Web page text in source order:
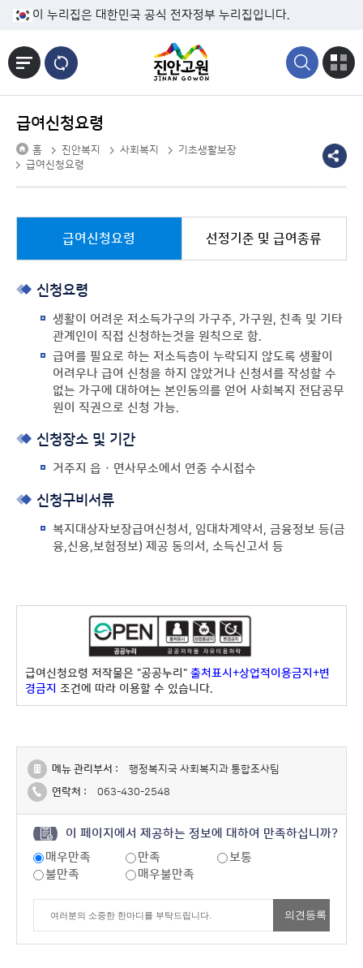
본문바로가기
이 누리집은 대한민국 공식 전자정부 누리집입니다.
급여신청요령
홈 진안복지 사회복지
기초생활보장
급여신청요령
급여신청요령 선정기준 및 급여종류
신청요령
생활이 어려운 저소득가구의 가구주, 가구원, 친족 및 기타
관계인이 직접 신청하는것을 원칙으로 함.
급여를 필요로 하는 저소득층이 누락되지 않도록 생활이
어려우나 급여 신청을 하지 않았거나 신청서를 작성할 수
없는 가구에 대하여는 본인동의를 얻어 사회복지 전담공무
원이 직권으로 신청 가능.
신청장소 및 기간
거주지 읍 · 면사무소에서 연중 수시접수
신청구비서류
복지대상자보장급여신청서, 임대차계약서, 금융정보 등(금
융,신용,보험정보) 제공 동의서, 소득신고서 등
급여신청요령 저작물은 "공공누리" 출처표시+상업적이용금지+변
경금지 조건에 따라 이용할 수 있습니다.
메뉴 관리부서 :
행정복지국 사회복지과 통합조사팀
연락처 :
063-430-2548
이 페이지에서 제공하는 정보에 대하여 만족하십니까?
매우만족
만족
보통
불만족
매우불만족